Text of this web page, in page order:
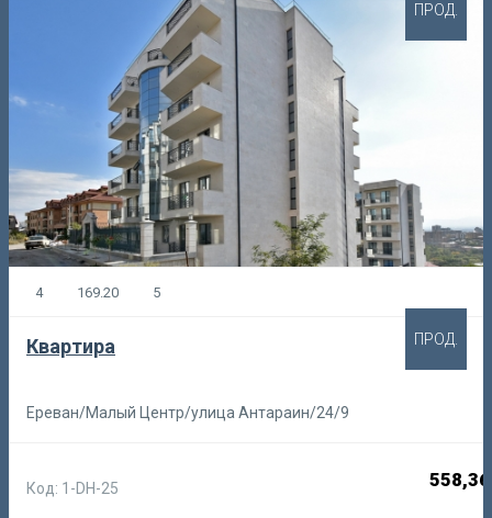
ПРОД.
4 169.20 5
Квартира
Ереван/Малый Центр/улица Антараин/24/9
Код: 1-DH-25
ПРОД.